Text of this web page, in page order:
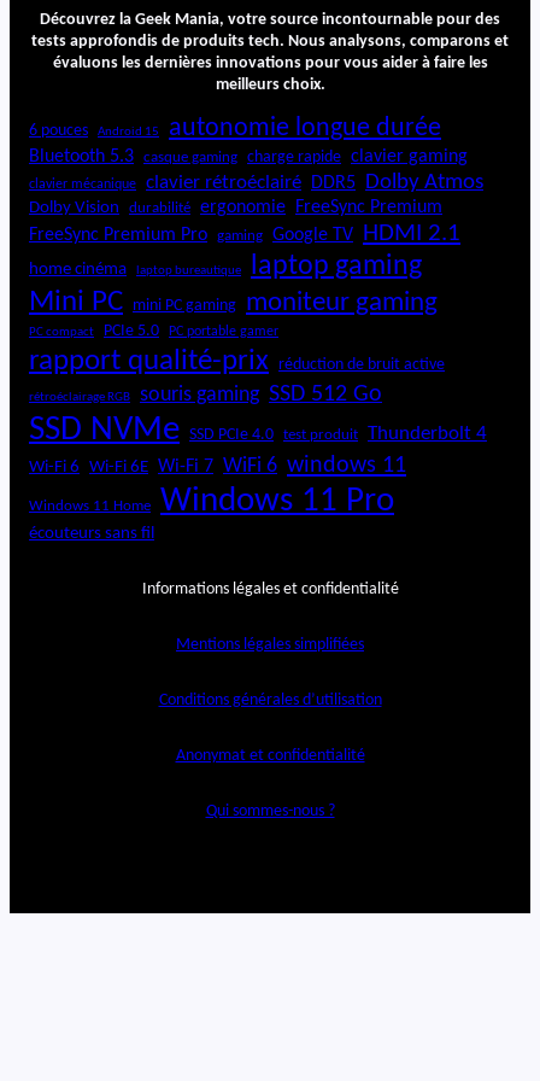
l
e
u
-
e
n
-
1
o
l
y
v
a
l
e
t
Découvrez la Geek Mania, votre source incontournable pour des
tests approfondis de produits tech. Nous analysons, comparons et
évaluons les dernières innovations pour vous aider à faire les
meilleurs choix.
6 pouces Android 15 autonomie longue durée
Bluetooth 5.3 casque gaming charge rapide clavier gaming
clavier mécanique clavier rétroéclairé DDR5 Dolby Atmos
Dolby Vision durabilité ergonomie
FreeSync Premium
FreeSync Premium Pro
gaming Google TV HDMI 2.1
home cinéma laptop bureautique laptop gaming
Mini PC mini PC gaming moniteur gaming
PC compact PCIe 5.0 PC portable gamer
rapport qualité-prix réduction de bruit active
rétroéclairage RGB souris gaming SSD 512 Go
SSD NVMe SSD PCIe 4.0 test produit Thunderbolt 4
Wi-Fi 6 Wi-Fi 6E Wi-Fi 7 WiFi 6 windows 11
Windows 11 Home Windows 11 Pro
écouteurs sans fil
Informations légales et confidentialité
Mentions légales simplifiées
Conditions générales d’utilisation
Anonymat et confidentialité
Qui sommes-nous ?